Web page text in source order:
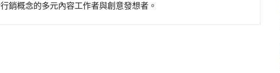
銷概念的多元內容工作者與創意發想者。